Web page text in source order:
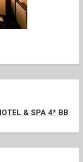
& SPA 4* ВВ